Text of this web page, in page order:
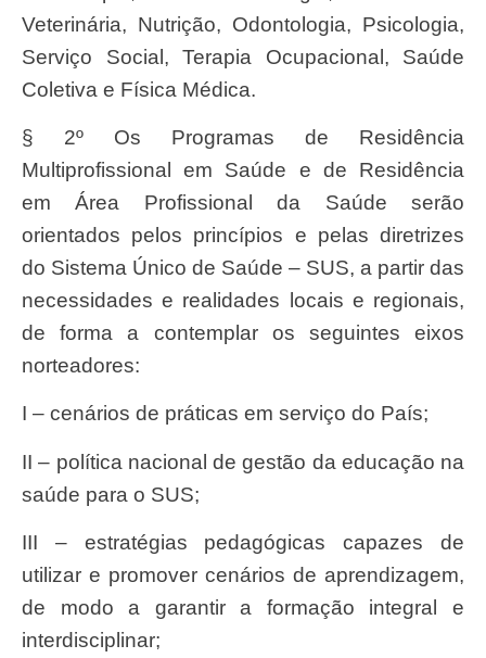
Veterinária, Nutrição, Odontologia, Psicologia,
Serviço Social, Terapia Ocupacional, Saúde
Coletiva e Física Médica.
§ 2º Os Programas de Residência
Multiprofissional em Saúde e de Residência
em Área Profissional da Saúde serão
orientados pelos princípios e pelas diretrizes
do Sistema Único de Saúde – SUS, a partir das
necessidades e realidades locais e regionais,
de forma a contemplar os seguintes eixos
norteadores:
I – cenários de práticas em serviço do País;
II – política nacional de gestão da educação na
saúde para o SUS;
III – estratégias pedagógicas capazes de
utilizar e promover cenários de aprendizagem,
de modo a garantir a formação integral e
interdisciplinar;